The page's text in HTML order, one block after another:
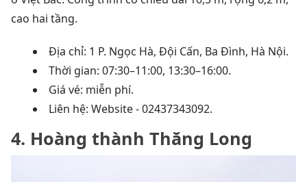
cao hai tầng.
Địa chỉ: 1 P. Ngọc Hà, Đội Cấn, Ba Đình, Hà Nội.
Thời gian: 07:30–11:00, 13:30–16:00.
Giá vé: miễn phí.
Liên hệ: Website - 02437343092.
4. Hoàng thành Thăng Long